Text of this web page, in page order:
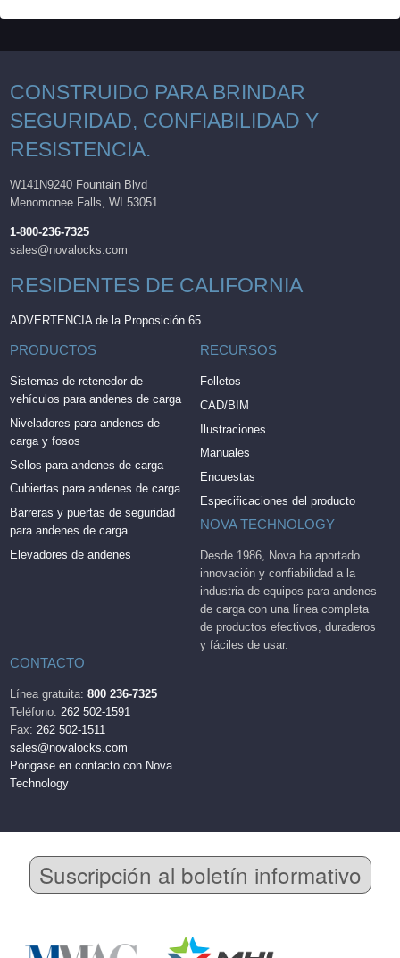
CONSTRUIDO PARA BRINDAR
SEGURIDAD, CONFIABILIDAD Y
RESISTENCIA.
W141N9240 Fountain Blvd
Menomonee Falls, WI 53051
1-800-236-7325
sales@novalocks.com
RESIDENTES DE CALIFORNIA
ADVERTENCIA de la Proposición 65
PRODUCTOS
Sistemas de retenedor de
vehículos para andenes de carga
Niveladores para andenes de
carga y fosos
Sellos para andenes de carga
Cubiertas para andenes de carga
Barreras y puertas de seguridad
para andenes de carga
Elevadores de andenes
RECURSOS
Folletos
CAD/BIM
Ilustraciones
Manuales
Encuestas
Especificaciones del producto
NOVA TECHNOLOGY
Desde 1986, Nova ha aportado
innovación y confiabilidad a la
industria de equipos para andenes
de carga con una línea completa
de productos efectivos, duraderos
y fáciles de usar.
CONTACTO
Línea gratuita:800 236-7325
Teléfono:262 502-1591
Fax:262 502-1511
sales@novalocks.com
Póngase en contacto con Nova
Technology
Suscripción al boletín informativo